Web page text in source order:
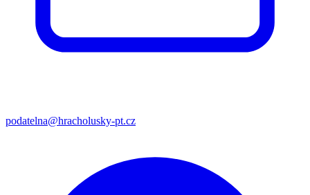
podatelna@hracholusky-pt.cz